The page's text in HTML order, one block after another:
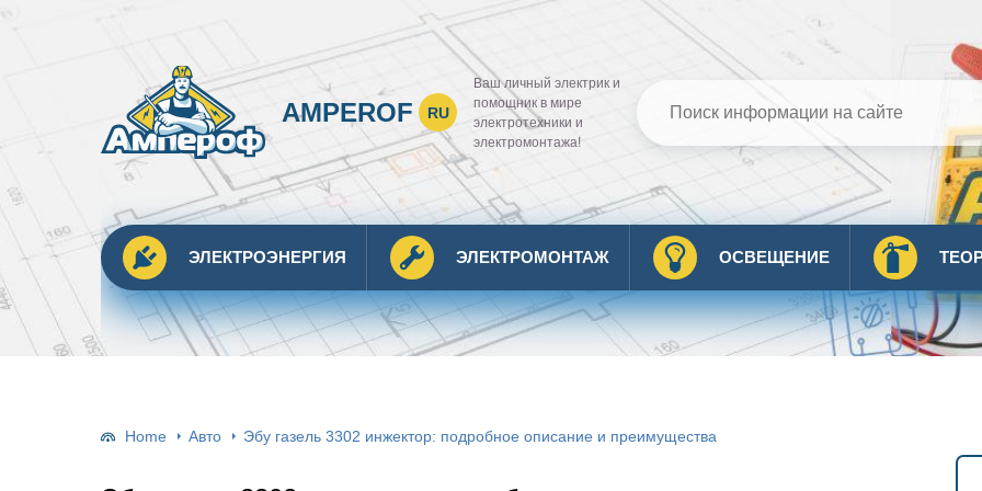
AMPEROF RU
Ваш личный электрик и
помощник в мире
электротехники и
электромонтажа!
ЭЛЕКТРОЭНЕРГИЯ ЭЛЕКТРОМОНТАЖ ОСВЕЩЕНИЕ
Home Авто Эбу газель 3302 инжектор: подробное описание и преимущества